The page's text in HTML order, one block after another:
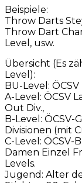
Beispiele:
Throw Darts
Throw Dart
Level, usw.
Übersicht (Es
Level):
BU-Level:
A-Level: ÖCSV
Out Div.,
B-Level: ÖCSV-
Divisionen (mit
C-Level: ÖCSV-
Damen Einzel
Levels.
Jugend: Alter